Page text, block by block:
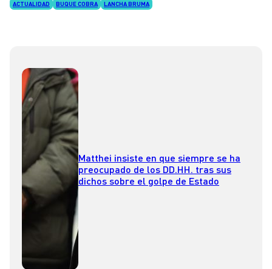
ACTUALIDAD BUQUE COBRA LANCHA BRUMA
Matthei insiste en que siempre se ha
preocupado de los DD.HH. tras sus
dichos sobre el golpe de Estado